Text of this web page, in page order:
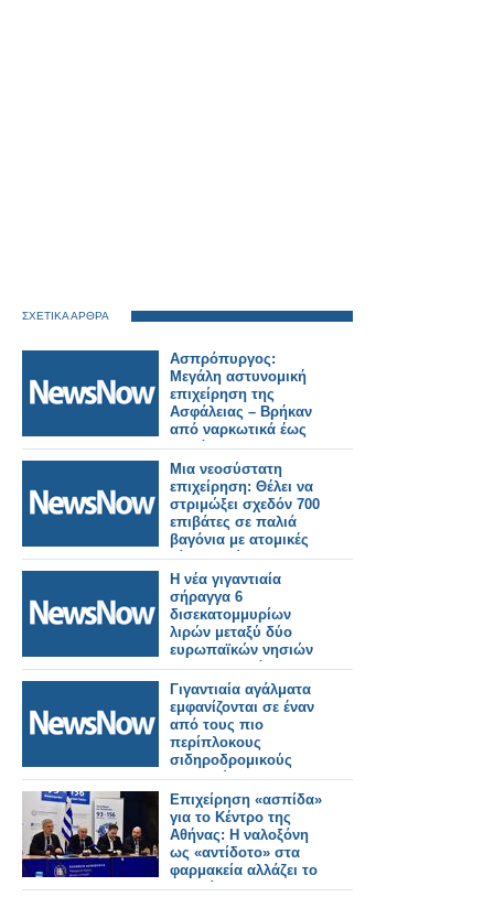
ΣΧΕΤΙΚΑ ΑΡΘΡΑ
Ασπρόπυργος:
Μεγάλη αστυνομική
επιχείρηση της
Ασφάλειας – Βρήκαν
από ναρκωτικά έως
υλικό του ΟΣΕ
Μια νεοσύστατη
επιχείρηση: Θέλει να
στριμώξει σχεδόν 700
επιβάτες σε παλιά
βαγόνια με ατομικές
μίνι καμπίνες για να
μειώσει την τιμή!
Η νέα γιγαντιαία
σήραγγα 6
δισεκατομμυρίων
λιρών μεταξύ δύο
ευρωπαϊκών νησιών
που θα «αλλάξει τα
πάντα»
Γιγαντιαία αγάλματα
εμφανίζονται σε έναν
από τους πιο
περίπλοκους
σιδηροδρομικούς
σταθμούς του
Τόκιο【Φωτογραφίες】
Επιχείρηση «ασπίδα»
για το Κέντρο της
Αθήνας: Η ναλοξόνη
ως «αντίδοτο» στα
φαρμακεία αλλάζει το
παιχνίδι